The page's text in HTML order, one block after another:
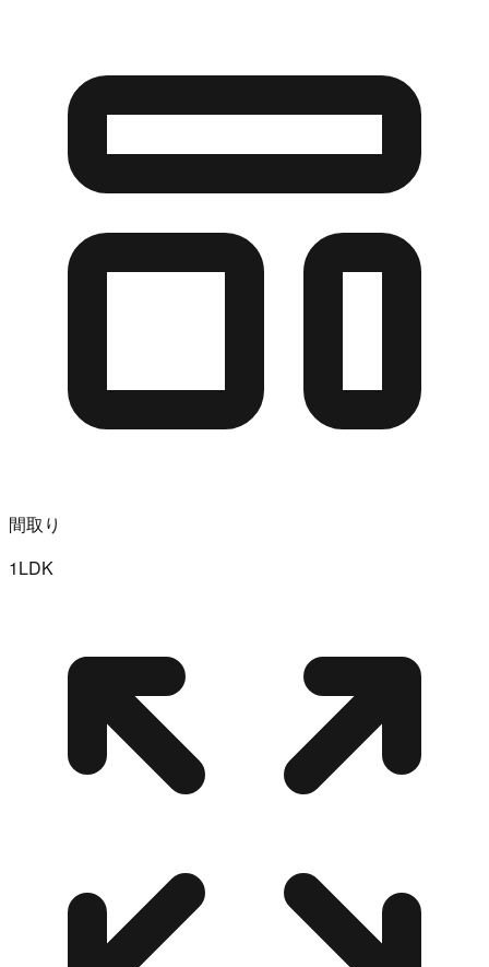
間取り
1LDK